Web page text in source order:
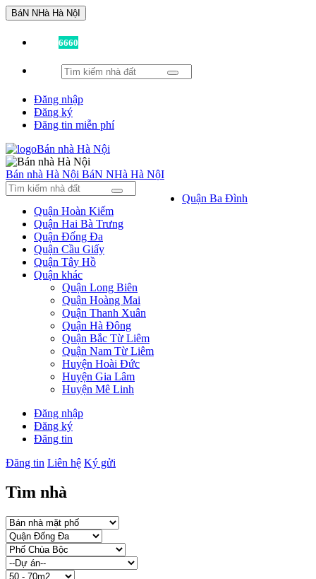
BáN NHà Hà NộI
6660
Đăng nhập
Đăng ký
Đăng tin miễn phí
Bán nhà Hà Nội BáN NHà Hà NộI
Quận Ba Đình
Quận Hoàn Kiếm
Quận Hai Bà Trưng
Quận Đống Đa
Quận Cầu Giấy
Quận Tây Hồ
Quận khác
Quận Long Biên
Quận Hoàng Mai
Quận Thanh Xuân
Quận Hà Đông
Quận Bắc Từ Liêm
Quận Nam Từ Liêm
Huyện Hoài Đức
Huyện Gia Lâm
Huyện Mê Linh
Đăng nhập
Đăng ký
Đăng tin
Đăng tin Liên hệ Ký gửi
Tìm nhà